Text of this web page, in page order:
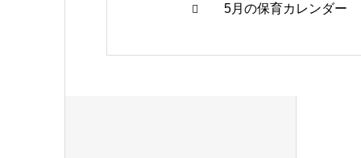
5月の保育カレンダー